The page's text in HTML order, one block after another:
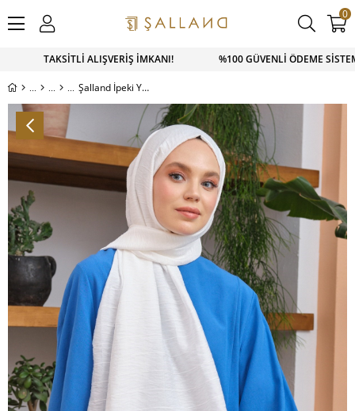
SİPARİŞ 0543 900 41 41 1500 TL ÜZERİ KARGO
0
Şalland İpeki Yok Şal Kırık Beyaz